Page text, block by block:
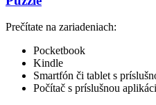
Prečítate na zariadeniach:
Pocketbook
Kindle
Smartfón či tablet s
Počítač s príslušnou